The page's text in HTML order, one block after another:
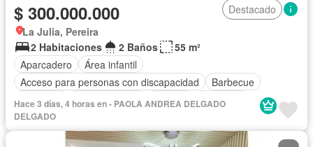
$ 300.000.000
Destacado
La Julia, Pereira
2 Habitaciones
2 Baños
55 m²
Aparcadero
Área infantil
Acceso para personas con discapacidad
Barbecue
Gimnasio
Cocina integral Internet
Ascensor
Gas natural
Piscina
Agua
Hace 3 días, 4 horas en - PAOLA ANDREA DELGADO
DELGADO